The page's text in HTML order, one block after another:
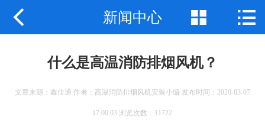
公司首页
 新闻中心  
什么是高温消防排烟风机？
文章来源：鑫佳通 作者：高温消防排烟风机安装小编 发布时间：2020-03-07
17:00:03 浏览次数：11722